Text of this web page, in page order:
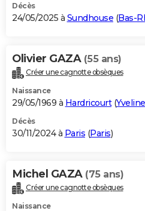
S'inscrire
Se connecter
Lycées
Collèges
Primaires
Universités
Entreprises
Service militaire
Avis de recherche
AVIS DE DÉCÈS
Bricolage
Lifestyle
Culture
Sport
Auto
Television
Voyage
Cinema
Décès
24/05/2025 à Sundhouse (Bas-
Olivier GAZA (55 ans)
Créer une cagnotte obsèques
Naissance
29/05/1969 à Hardricourt(
Décès
30/11/2024 à Paris (Paris)
Michel GAZA (75 ans)
Créer une cagnotte obsèques
Naissance